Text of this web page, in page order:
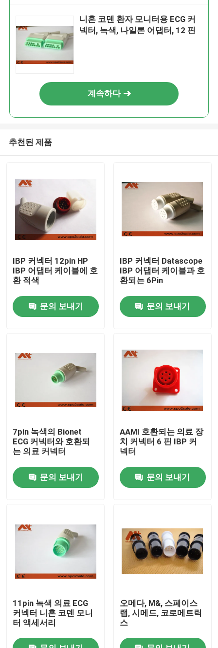
회사 소개
공장 투어
품질 관리
ECG 환자케이블
참을성 있는 모니터 케이블
재사용 가능한 spo2 센서
니혼 코덴 환자 모니터용 ECG 커
넥터, 녹색, 나일론 어댑터, 12 핀
계속하다
추천된 제품
IBP 커넥터 12pin HP
IBP 어댑터 케이블에 호
환 적색
문의 보내기
IBP 커넥터 Datascope
IBP 어댑터 케이블과 호
환되는 6Pin
문의 보내기
7pin 녹색의 Bionet
ECG 커넥터와 호환되
는 의료 커넥터
문의 보내기
AAMI 호환되는 의료 장
치 커넥터 6 핀 IBP 커
넥터
문의 보내기
11pin 녹색 의료 ECG
커넥터 니혼 코덴 모니
터 액세서리
오메다, M&, 스페이스
랩, 시메드, 코로메트릭
스